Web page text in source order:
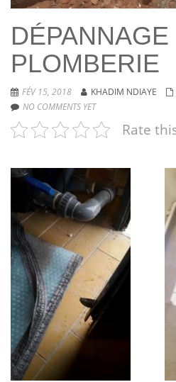
DÉPANNAGE
PLOMBERIE
FÉV 15, 2018 KHADIM NDIAYE
NO COMMENTS YET
Rate